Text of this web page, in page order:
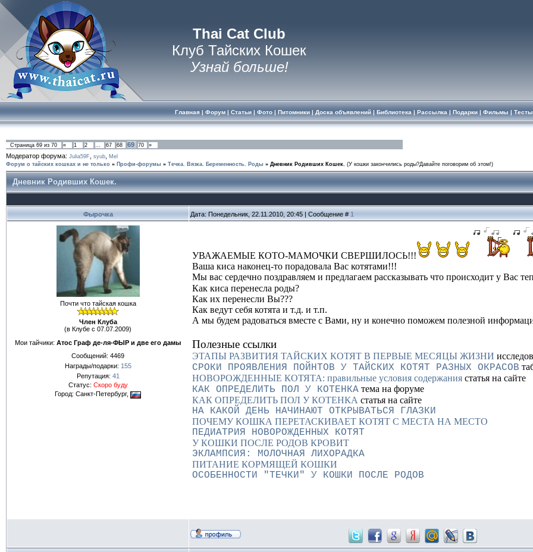
Thai Cat Club
Клуб Тайских Кошек
Узнай больше!
Главная| Форум| Статьи| Фото| Питомники| Доска объявлений| Библиотека | Рассылка | Подарки| Фильмы | Тесты
Страница 69 из 70 « 1 2 … 67 68 69 70 »
Модератор форума: Julia59F syub
Mel
Форум о тайских кошках и не только » Профи-форумы » Течка. Вязка. Беременность. Роды » Дневник Родивших Кошек. (У кошки закончились роды?Давайте поговорим об этом!)
Дневник Родивших Кошек.
Фырочка Дата: Понедельник, 22.11.2010, 20:45 | Сообщение # 1
Почти что тайская кошка
Член Клуба
(в Клубе с 07.07.2009)
Мои тайчики: Атос Граф де-ля-ФЫР и две его дамы
Сообщений: 4469
Награды/подарки: 155
Репутация: 41
Статус: Скоро буду
Город: Санкт-Петербург,
УВАЖАЕМЫЕ КОТО-МАМОЧКИ СВЕРШИЛОСЬ!!!
Ваша киса наконец-то порадовала Вас котятами!!!
Мы вас сердечно поздравляем и предлагаем рассказывать что происходит у Вас
Как киса перенесла роды?
Как их перенесли Вы???
Как ведут себя котята и т.д. и т.п.
А мы будем радоваться вместе с Вами, ну и конечно поможем полезной
Полезные ссылки
ЭТАПЫ РАЗВИТИЯ ТАЙСКИХ КОТЯТ В ПЕРВЫЕ МЕСЯЦЫ ЖИЗНИ
СРОКИ ПРОЯВЛЕНИЯ ПОЙНТОВ У ТАЙСКИХ КОТЯТ РАЗНЫХ ОКРАСОВ
НОВОРОЖДЕННЫЕ КОТЯТА: правильные условия содержания статья на сайте
КАК ОПРЕДЕЛИТЬ ПОЛ У КОТЕНКА тема на форуме
КАК ОПРЕДЕЛИТЬ ПОЛ У КОТЕНКА статья на сайте
НА КАКОЙ ДЕНЬ НАЧИНАЮТ ОТКРЫВАТЬСЯ ГЛАЗКИ
ПОЧЕМУ КОШКА ПЕРЕТАСКИВАЕТ КОТЯТ С МЕСТА НА МЕСТО
ПЕДИАТРИЯ НОВОРОЖДЕННЫХ КОТЯТ
У КОШКИ ПОСЛЕ РОДОВ КРОВИТ
ЭКЛАМПСИЯ: МОЛОЧНАЯ ЛИХОРАДКА
ПИТАНИЕ КОРМЯЩЕЙ КОШКИ
ОСОБЕННОСТИ "ТЕЧКИ" У КОШКИ ПОСЛЕ РОДОВ